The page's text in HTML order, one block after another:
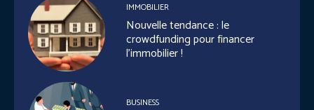
IMMOBILIER
Nouvelle tendance : le
crowdfunding pour financer
l’immobilier !
BUSINESS